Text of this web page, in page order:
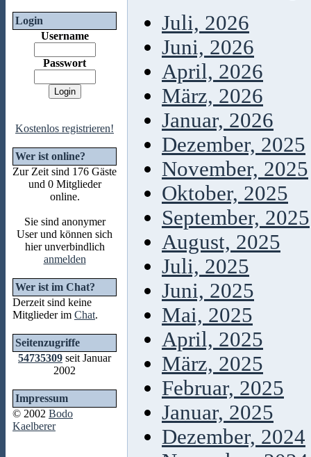
Login
Username
Passwort
Kostenlos registrieren!
Wer ist online?
Zur Zeit sind 176 Gäste
und 0 Mitglieder
online.
Sie sind anonymer
User und können sich
hier unverbindlich
anmelden
Wer ist im Chat?
Derzeit sind keine
Mitglieder im Chat.
Seitenzugriffe
54735309 seit Januar
2002
Impressum
© 2002 Bodo
Kaelberer
Juli, 2026
Juni, 2026
April, 2026
März, 2026
Januar, 2026
Dezember, 2025
November, 2025
Oktober, 2025
September, 2025
August, 2025
Juli, 2025
Juni, 2025
Mai, 2025
April, 2025
März, 2025
Februar, 2025
Januar, 2025
Dezember, 2024